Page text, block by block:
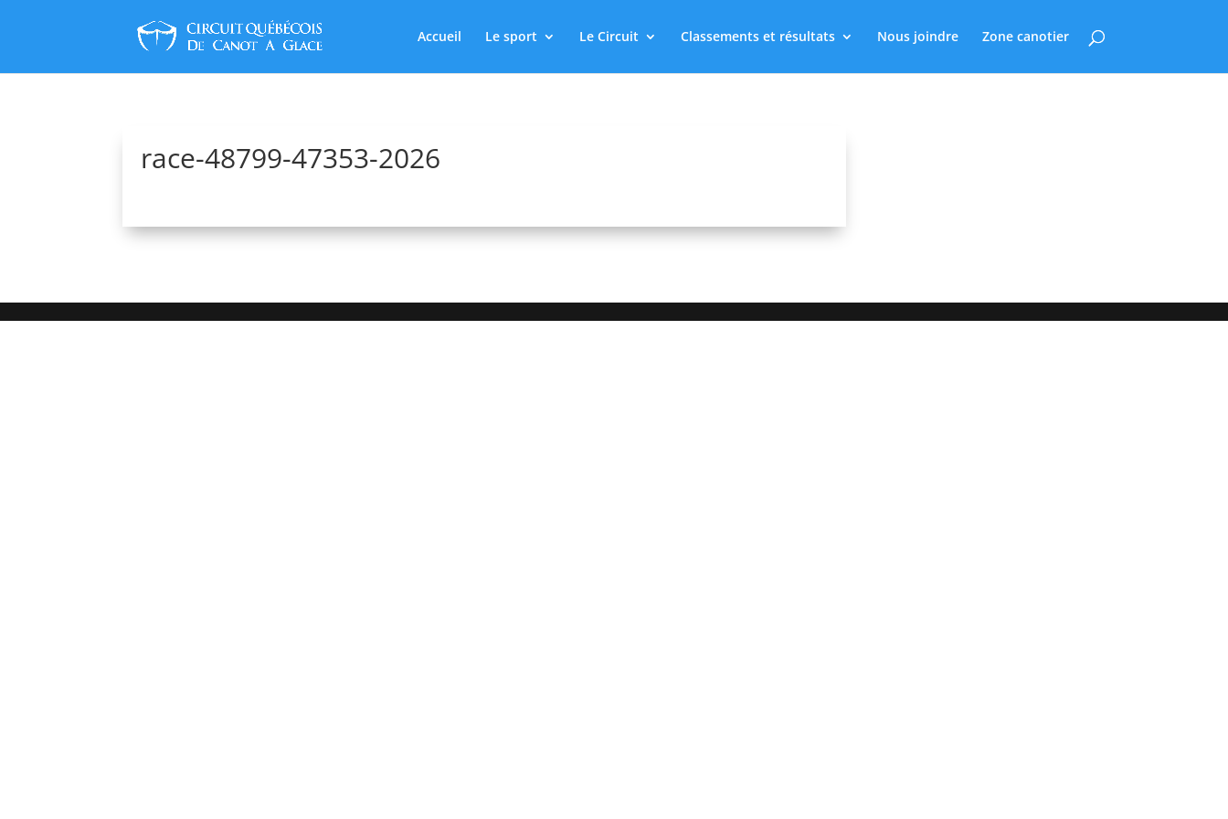
Accueil Le sport Le Circuit Classements et résultats Nous joindre Zone canotier
race-48799-47353-2026